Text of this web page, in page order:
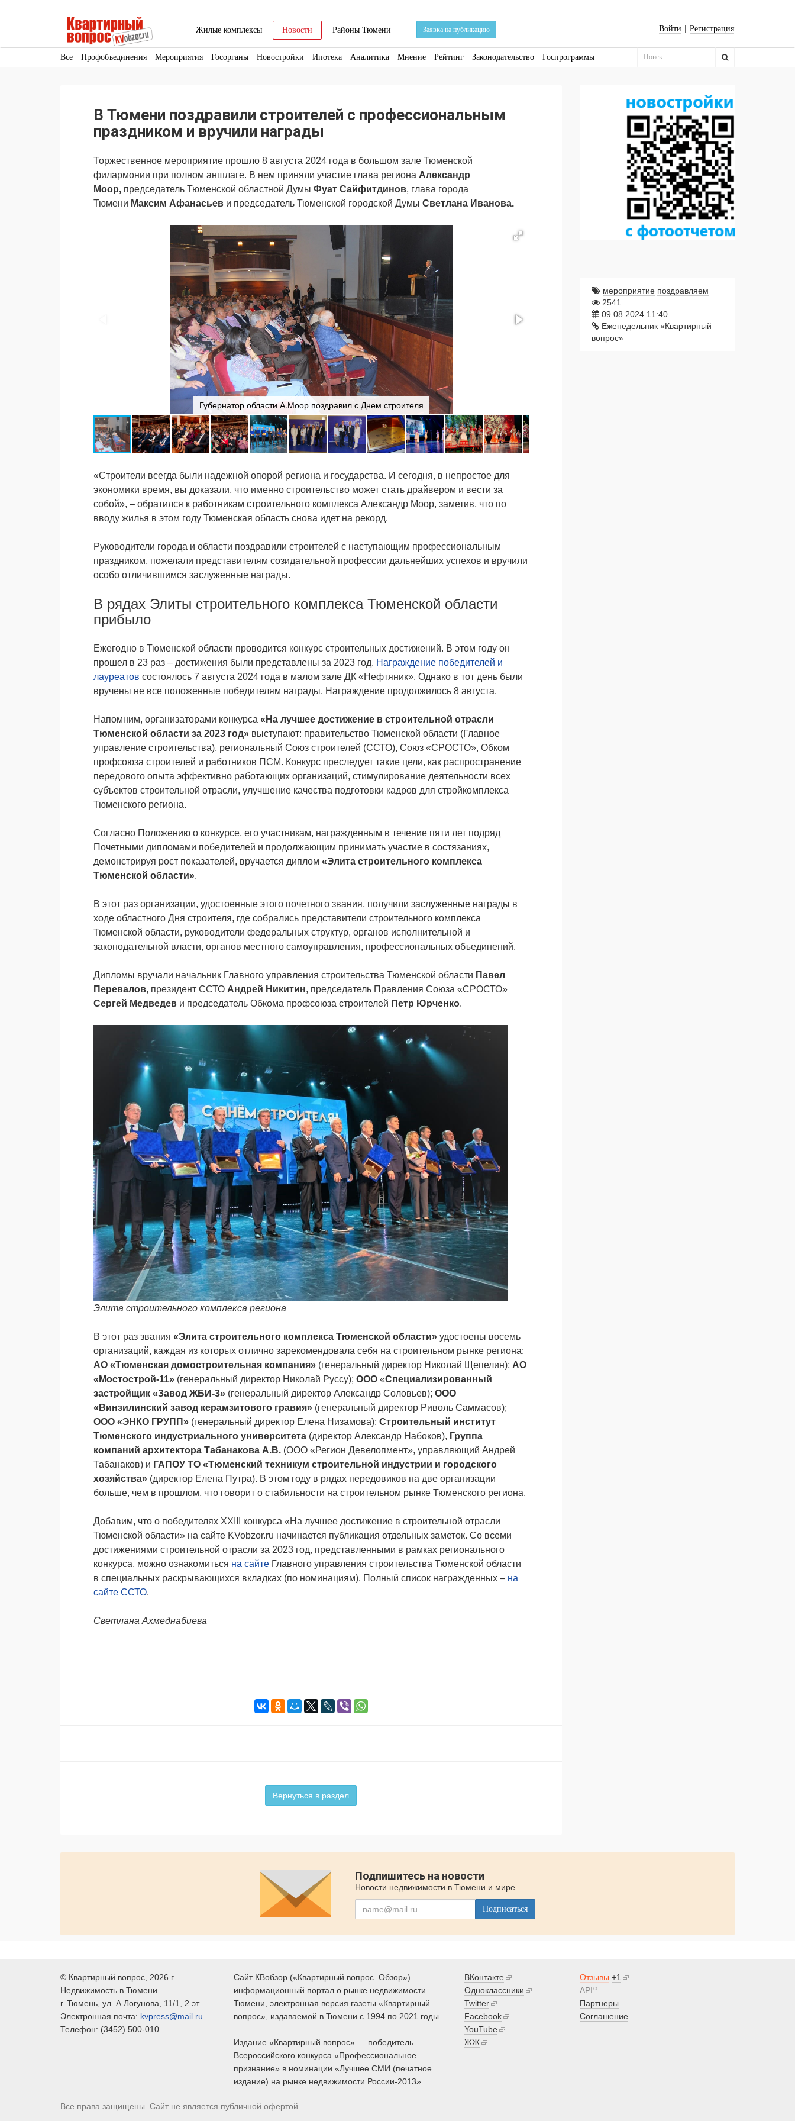
Жилые комплексы Новости Районы Тюмени Заявка на публикацию Войти | Регистрация
Все Профобъединения Мероприятия Госорганы Новостройки Ипотека Аналитика Мнение Рейтинг Законодательство Госпрограммы
В Тюмени поздравили строителей с профессиональным
праздником и вручили награды
Торжественное мероприятие прошло 8 августа 2024 года в большом зале Тюменской
филармонии при полном аншлаге. В нем приняли участие глава региона Александр
Моор, председатель Тюменской областной Думы Фуат Сайфитдинов, глава города
Тюмени Максим Афанасьев и председатель Тюменской городской Думы Светлана Иванова.
Губернатор области А.Моор поздравил с Днем строителя
«Строители всегда были надежной опорой региона и государства. И сегодня, в непростое для
экономики время, вы доказали, что именно строительство может стать драйвером и вести за
собой», – обратился к работникам строительного комплекса Александр Моор, заметив, что по
вводу жилья в этом году Тюменская область снова идет на рекорд.
Руководители города и области поздравили строителей с наступающим профессиональным
праздником, пожелали представителям созидательной профессии дальнейших успехов и вручили
особо отличившимся заслуженные награды.
В рядах Элиты строительного комплекса Тюменской области
прибыло
Ежегодно в Тюменской области проводится конкурс строительных достижений. В этом году он
прошел в 23 раз – достижения были представлены за 2023 год. Награждение победителей и
лауреатов состоялось 7 августа 2024 года в малом зале ДК «Нефтяник». Однако в тот день были
вручены не все положенные победителям награды. Награждение продолжилось 8 августа.
Напомним, организаторами конкурса «На лучшее достижение в строительной отрасли
Тюменской области за 2023 год» выступают: правительство Тюменской области (Главное
управление строительства), региональный Союз строителей (ССТО), Союз «СРОСТО», Обком
профсоюза строителей и работников ПСМ. Конкурс преследует такие цели, как распространение
передового опыта эффективно работающих организаций, стимулирование деятельности всех
субъектов строительной отрасли, улучшение качества подготовки кадров для стройкомплекса
Тюменского региона.
Согласно Положению о конкурсе, его участникам, награжденным в течение пяти лет подряд
Почетными дипломами победителей и продолжающим принимать участие в состязаниях,
демонстрируя рост показателей, вручается диплом «Элита строительного комплекса
Тюменской области».
В этот раз организации, удостоенные этого почетного звания, получили заслуженные награды в
ходе областного Дня строителя, где собрались представители строительного комплекса
Тюменской области, руководители федеральных структур, органов исполнительной и
законодательной власти, органов местного самоуправления, профессиональных объединений.
Дипломы вручали начальник Главного управления строительства Тюменской области Павел
Перевалов, президент ССТО Андрей Никитин, председатель Правления Союза «СРОСТО»
Сергей Медведев и председатель Обкома профсоюза строителей Петр Юрченко.
Элита строительного комплекса региона
В этот раз звания «Элита строительного комплекса Тюменской области» удостоены восемь
организаций, каждая из которых отлично зарекомендовала себя на строительном рынке региона:
АО «Тюменская домостроительная компания» (генеральный директор Николай Щепелин); АО
«Мостострой-11» (генеральный директор Николай Руссу); ООО «Специализированный
застройщик «Завод ЖБИ-3» (генеральный директор Александр Соловьев); ООО
«Винзилинский завод керамзитового гравия» (генеральный директор Риволь Саммасов);
ООО «ЭНКО ГРУПП» (генеральный директор Елена Низамова); Строительный институт
Тюменского индустриального университета (директор Александр Набоков), Группа
компаний архитектора Табанакова А.В. (ООО «Регион Девелопмент», управляющий Андрей
Табанаков) и ГАПОУ ТО «Тюменский техникум строительной индустрии и городского
хозяйства» (директор Елена Путра). В этом году в рядах передовиков на две организации
больше, чем в прошлом, что говорит о стабильности на строительном рынке Тюменского региона.
Добавим, что о победителях XXIII конкурса «На лучшее достижение в строительной отрасли
Тюменской области» на сайте KVobzor.ru начинается публикация отдельных заметок. Со всеми
достижениями строительной отрасли за 2023 год, представленными в рамках регионального
конкурса, можно ознакомиться на сайте Главного управления строительства Тюменской области
в специальных раскрывающихся вкладках (по номинациям). Полный список награжденных – на
сайте ССТО.
Светлана Ахмеднабиева
Вернуться в раздел
мероприятие поздравляем
2541
09.08.2024 11:40
Еженедельник «Квартирный
вопрос»
Подпишитесь на новости
Новости недвижимости в Тюмени и мире
Подписаться
© Квартирный вопрос , 2026 г.
Недвижимость в Тюмени
г. Тюмень , ул. А.Логунова, 11/1, 2 эт.
Электронная почта: kvpress@mail.ru
Телефон: (3452) 500-010
Сайт КВобзор («Квартирный вопрос. Обзор») —
информационный портал о рынке недвижимости
Тюмени, электронная версия газеты «Квартирный
вопрос», издаваемой в Тюмени с 1994 по 2021 годы.
Издание «Квартирный вопрос» — победитель
Всероссийского конкурса «Профессиональное
признание» в номинации «Лучшее СМИ (печатное
издание) на рынке недвижимости России-2013».
ВКонтакте
Одноклассники
Twitter
Facebook
YouTube
ЖЖ
Отзывы +1
APIα
Партнеры
Соглашение
Все права защищены. Сайт не является публичной офертой.